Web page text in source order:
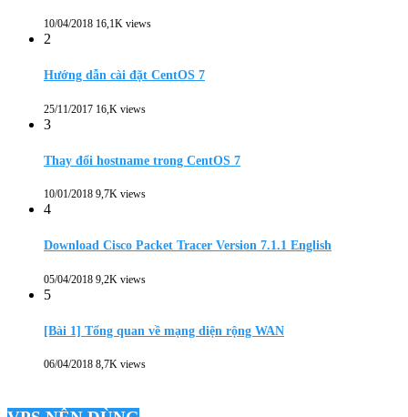
10/04/2018 16,1K views
2
Hướng dẫn cài đặt CentOS 7
25/11/2017 16,K views
3
Thay đổi hostname trong CentOS 7
10/01/2018 9,7K views
4
Download Cisco Packet Tracer Version 7.1.1 English
05/04/2018 9,2K views
5
[Bài 1] Tổng quan về mạng diện rộng WAN
06/04/2018 8,7K views